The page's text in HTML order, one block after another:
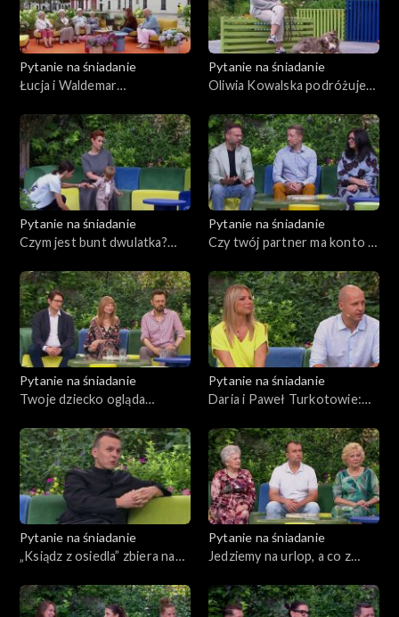
Scena Pnś
Ludzie
Zdrowie
Porady
Czerwony Dywan
Uroda
Moda
Materiały
Odcinki
Pytanie na śniadanie
Łucja i Waldemar
ślubie
Pytanie na śniadanie
Oliwia Kowalska podróżuje
Mietkiem
Pytanie na śniadanie
Czym jest bunt dwulatka?
kończy?
Pytanie na śniadanie
Czy twój partner ma konto w
Pytanie na śniadanie
Twoje dziecko ogląda
je przed tym uchronić?
Pytanie na śniadanie
Daria i Paweł Turkotowie:
pobrali
Pytanie na śniadanie
„Ksiądz z osiedla” zbiera na
pracy się nie boi
Pytanie na śniadanie
Jedziemy na urlop, a co z
opiekę?